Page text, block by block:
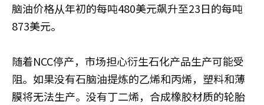
脑油价格从年初的每吨480美元飙升至23日的每吨
873美元。
随着NCC停产，市场担心衍生石化产品生产可能受
阻。如果没有石脑油提炼的乙烯和丙烯，塑料和薄
膜将无法生产。没有丁二烯，合成橡胶材质的轮胎